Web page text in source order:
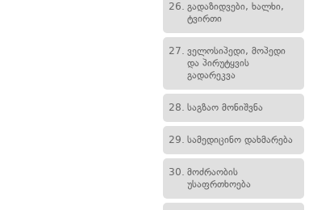
26. გადაზიდვები, ხალხი,
ტვირთი
27. ველოსიპედი, მოპედი
და პირუტყვის
გადარეკვა
28. საგზაო მონიშვნა
29. სამედიცინო დახმარება
30. მოძრაობის
უსაფრთხოება